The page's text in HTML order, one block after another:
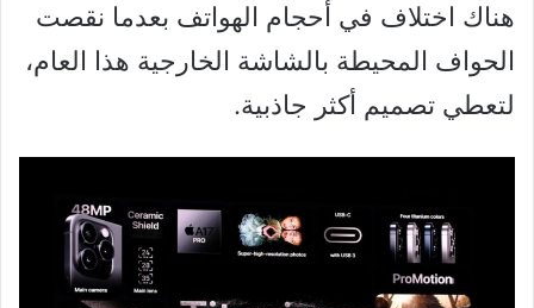
هناك اختلاف في أحجام الهواتف بعدما نقصت
الحواف المحيطة بالشاشة الخارجية هذا العام،
لتعطي تصميم أكثر جاذبية.